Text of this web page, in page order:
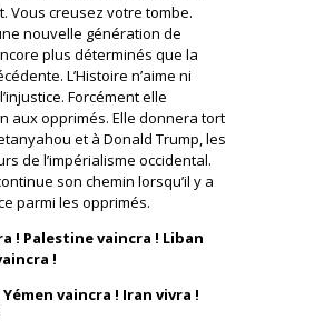
Vous creusez votre tombe.
nouvelle génération de
plus déterminés que la
L’Histoire n’aime ni
Forcément elle
aux opprimés. Elle donnera tort
et à Donald Trump, les
de l’impérialisme occidental.
son chemin lorsqu’il y a
parmi les opprimés.
! Palestine vaincra ! Liban
!
vaincra ! Iran vivra !